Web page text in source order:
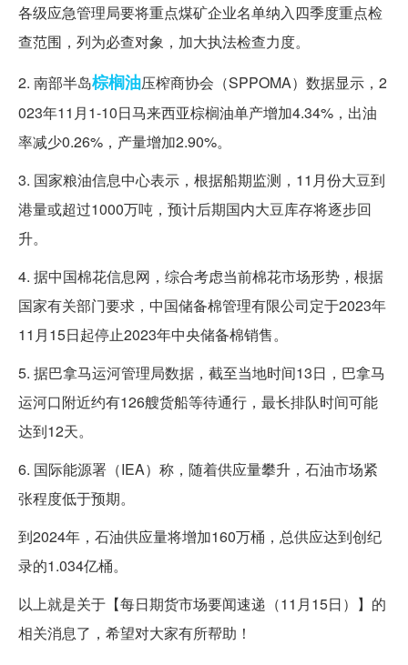
各级应急管理局要将重点煤矿企业名单纳入四季度重点检
查范围，列为必查对象，加大执法检查力度。
2. 南部半岛棕榈油压榨商协会（SPPOMA）数据显示，2
023年11月1-10日马来西亚棕榈油单产增加4.34%，出油
率减少0.26%，产量增加2.90%。
3. 国家粮油信息中心表示，根据船期监测，11月份大豆到
港量或超过1000万吨，预计后期国内大豆库存将逐步回
升。
4. 据中国棉花信息网，综合考虑当前棉花市场形势，根据
国家有关部门要求，中国储备棉管理有限公司定于2023年
11月15日起停止2023年中央储备棉销售。
5. 据巴拿马运河管理局数据，截至当地时间13日，巴拿马
运河口附近约有126艘货船等待通行，最长排队时间可能
达到12天。
6. 国际能源署（IEA）称，随着供应量攀升，石油市场紧
张程度低于预期。
到2024年，石油供应量将增加160万桶，总供应达到创纪
录的1.034亿桶。
以上就是关于【每日期货市场要闻速递（11月15日）】的
相关消息了，希望对大家有所帮助！